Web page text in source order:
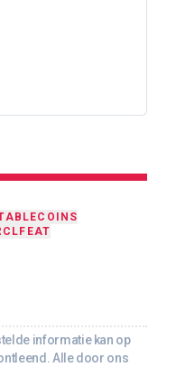
FEAT
informatie kan op
Alle door ons